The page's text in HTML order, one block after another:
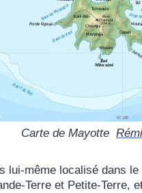
Carte de Mayotte
même localisé dans
Terre et Petite-